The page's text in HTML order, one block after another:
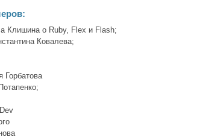
Клишина o Ruby, Flex и Flash;
Ковалева;
Горбатова